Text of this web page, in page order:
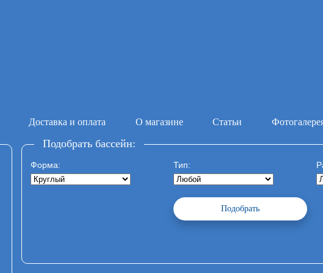
Доставка и оплата О магазине Статьи
Подобрать бассейн:
Форма: Тип: